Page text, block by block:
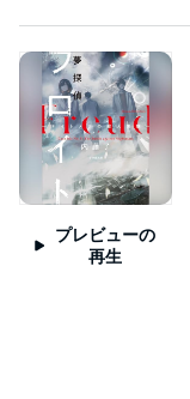
プレビューの
再生